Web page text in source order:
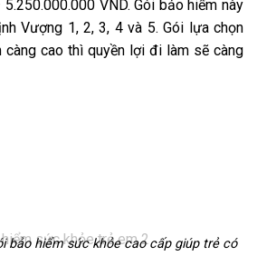
VND. Gói bảo hiểm này
Vượng 1, 2, 3, 4 và 5. Gói lựa chọn
càng cao thì quyền lợi đi làm sẽ càng
bảo hiểm sức khỏe cao cấp giúp trẻ có